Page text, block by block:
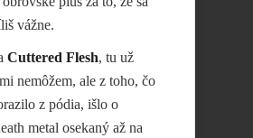
vážne.
Cuttered Flesh, tu už
nemôžem, ale z toho, čo
z pódia, išlo o
metal osekaný až na